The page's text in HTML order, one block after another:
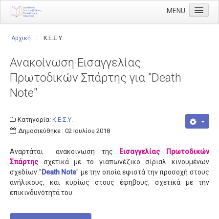
MENU
Διευθυντής
Διάρθρωση
Τμήμα Β' Οικονομικού
Τμήμα Γ' Προσωπικού
Τμήμα Δ' Πληροφορικής & Νέων Τεχνολογιών
Τμήμα Ε' Εκπαιδευτικών Θεμάτων
ΠΥΣΔΕ
Αρχική :: Κ.Ε.Σ.Υ.
Ανακοίνωση Εισαγγελίας
Πρωτοδικών Σπάρτης για "Death
Note"
Κατηγορία: Κ.Ε.Σ.Υ.
Δημοσιεύθηκε : 02 Ιουλίου 2018
Αναρτάται ανακοίνωση της
Εισαγγελίας Πρωτοδικών
Σπάρτης σχετικά με το γιαπωνέζικο σίριαλ κινουμένων
σχεδίων " Death Note" με την οποία εφιστά την προσοχή στους
ανήλικους, και κυρίως στους έφηβους, σχετικά με την
επικινδυνότητά του.